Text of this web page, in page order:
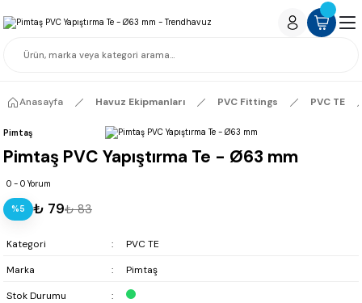
Anasayfa Havuz Ekipmanları PVC Fittings PVC TE
Pimtaş
Pimtaş PVC Yapıştırma Te - Ø63 mm
0 - 0 Yorum
%5 ₺ 79₺ 83
Kategori
PVC TE
Marka
Pimtaş
Stok Durumu